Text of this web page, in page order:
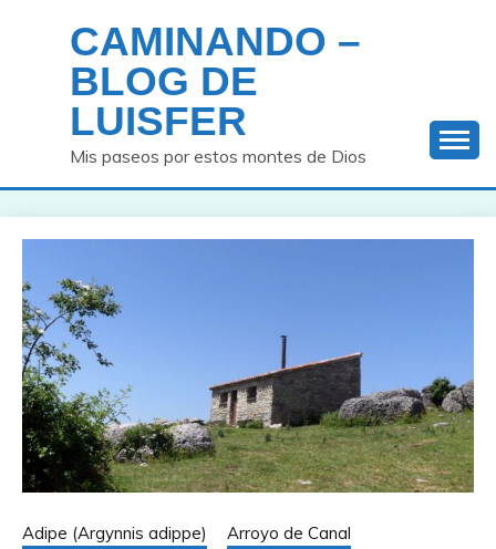
contenido
CAMINANDO –
BLOG DE
LUISFER
Mis paseos por estos montes de Dios
Adipe (Argynnis adippe)
Arroyo de Canal